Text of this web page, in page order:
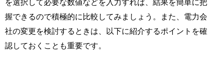
握できるので積極的に比較してみましょう。また、電力会
社の変更を検討するときは、以下に紹介するポイントを確
認しておくことも重要です。